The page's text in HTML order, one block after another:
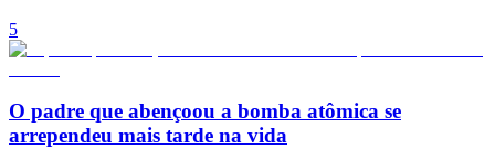
5
O padre que abençoou a bomba atômica se
arrependeu mais tarde na vida